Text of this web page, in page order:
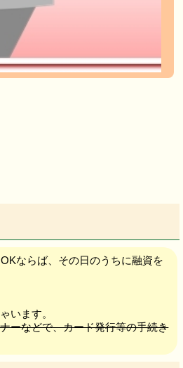
ならば、その日のうちに融資を
います。
ーなどで、カード発行等の手続き